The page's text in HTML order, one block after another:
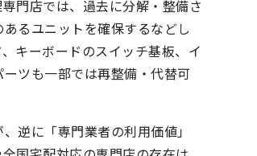
門店では、過去に分解・整備さ
るユニットを確保するなどし
キーボードのスイッチ基板、イ
ツも一部では再整備・代替可
逆に「専門業者の利用価値」